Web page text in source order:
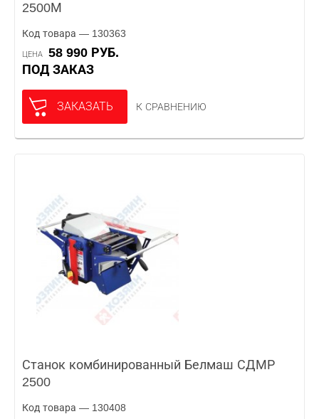
2500М
Код товара — 130363
ЦЕНА
58 990 РУБ.
ПОД ЗАКАЗ
ЗАКАЗАТЬ К СРАВНЕНИЮ
Станок комбинированный Белмаш СДМР
2500
Код товара — 130408